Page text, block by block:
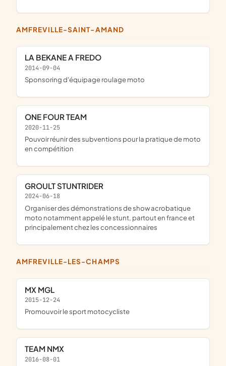
AMFREVILLE-SAINT-AMAND
LA BEKANE A FREDO
2014-09-04
sponsoring d'équipage roulage moto
ONE FOUR TEAM
2020-11-25
pouvoir réunir des subventions pour la pratique de moto
en compétition
GROULT STUNTRIDER
2024-06-18
organiser des démonstrations de show acrobatique
moto notamment appelé le stunt, partout en france et
principalement chez les concessionnaires
AMFREVILLE-LES-CHAMPS
MX MGL
2015-12-24
promouvoir le sport motocycliste
TEAM NMX
2016-08-01